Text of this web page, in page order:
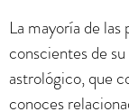
La mayoría de las
conscientes de
astrológico, que
conoces